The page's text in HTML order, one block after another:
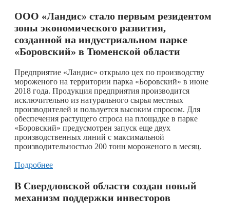
ООО «Ландис» стало первым резидентом
зоны экономического развития,
созданной на индустриальном парке
«Боровский» в Тюменской области
Предприятие «Ландис» открыло цех по производству
мороженого на территории парка «Боровский» в июне
2018 года. Продукция предприятия производится
исключительно из натурального сырья местных
производителей и пользуется высоким спросом. Для
обеспечения растущего спроса на площадке в парке
«Боровский» предусмотрен запуск еще двух
производственных линий с максимальной
производительностью 200 тонн мороженого в месяц.
Подробнее
В Свердловской области создан новый
механизм поддержки инвесторов